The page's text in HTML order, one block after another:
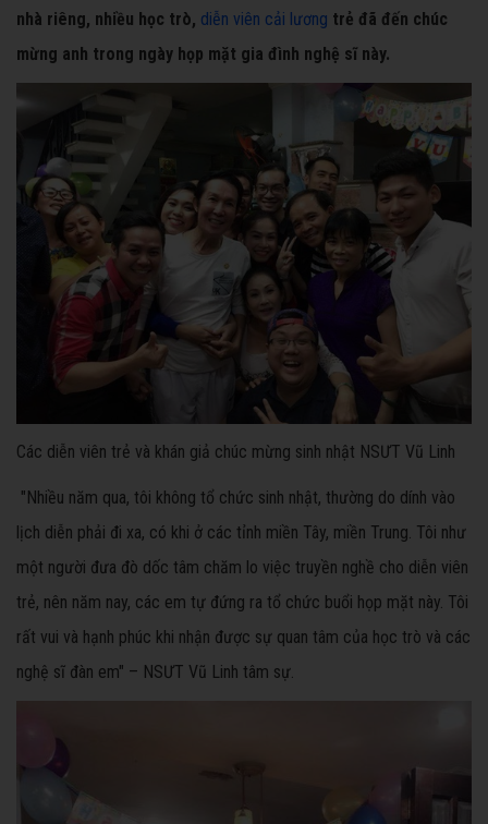
nhà riêng, nhiều học trò, diễn viên cải lương trẻ đã đến chúc
mừng anh trong ngày họp mặt gia đình nghệ sĩ này.
Các diễn viên trẻ và khán giả chúc mừng sinh nhật NSƯT Vũ Linh
"Nhiều năm qua, tôi không tổ chức sinh nhật, thường do dính vào
lịch diễn phải đi xa, có khi ở các tỉnh miền Tây, miền Trung. Tôi như
một người đưa đò dốc tâm chăm lo việc truyền nghề cho diễn viên
trẻ, nên năm nay, các em tự đứng ra tổ chức buổi họp mặt này. Tôi
rất vui và hạnh phúc khi nhận được sự quan tâm của học trò và các
nghệ sĩ đàn em" – NSƯT Vũ Linh tâm sự.